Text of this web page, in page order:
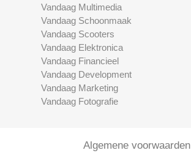
Vandaag Multimedia
Vandaag Schoonmaak
Vandaag Scooters
Vandaag Elektronica
Vandaag Financieel
Vandaag Development
Vandaag Marketing
Vandaag Fotografie
Algemene voorwaarden